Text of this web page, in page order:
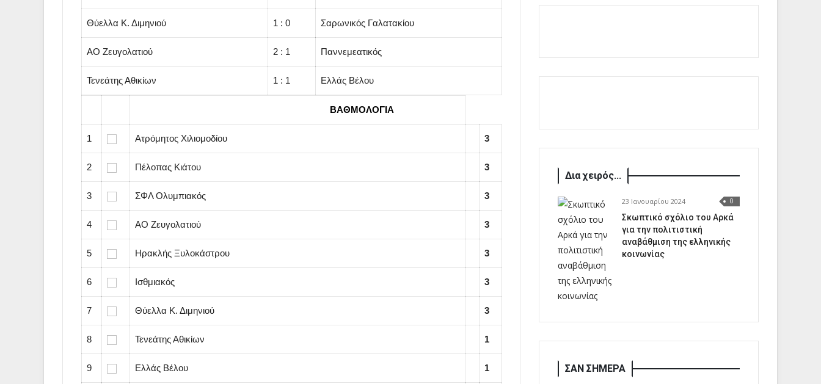
Θύελλα Κ. Διμηνιού 1 : 0 Σαρωνικός Γαλατακίου
ΑΟ Zευγολατιού 2 : 1 Παννεμεατικός
Τενεάτης Αθικίων 1 : 1 Ελλάς Βέλου
ΒΑΘΜΟΛΟΓΙΑ
1 Ατρόμητος Χιλιομοδίου 3
2 Πέλοπας Κιάτου 3
3 ΣΦΛ Ολυμπιακός 3
4 ΑΟ Zευγολατιού 3
5 Ηρακλής Ξυλοκάστρου 3
6 Ισθμιακός 3
7 Θύελλα Κ. Διμηνιού 3
8 Τενεάτης Αθικίων 1
9 Ελλάς Βέλου 1
Δια χειρός...
23 Ιανουαρίου 2024 0
Σκωπτικό σχόλιο του Αρκά
για την πολιτιστική
αναβάθμιση της ελληνικής
κοινωνίας
ΣΑΝ ΣΗΜΕΡΑ